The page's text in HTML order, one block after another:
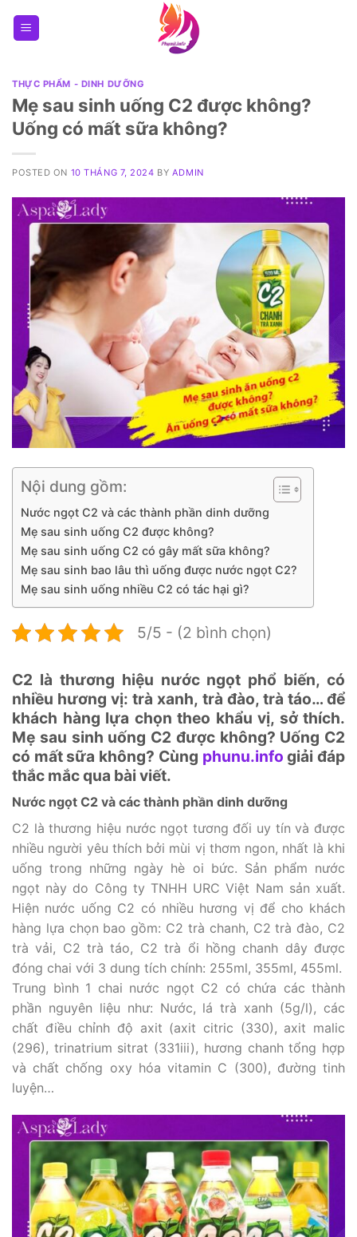
THỰC PHẨM - DINH DƯỠNG
Mẹ sau sinh uống C2 được không?
Uống có mất sữa không?
POSTED ON 10 THÁNG 7, 2024 BY ADMIN
Nội dung gồm:
Nước ngọt C2 và các thành phần dinh dưỡng
Mẹ sau sinh uống C2 được không?
Mẹ sau sinh uống C2 có gây mất sữa không?
Mẹ sau sinh bao lâu thì uống được nước ngọt C2?
Mẹ sau sinh uống nhiều C2 có tác hại gì?
5/5 - (2 bình chọn)
C2 là thương hiệu nước ngọt phổ biến, có
nhiều hương vị: trà xanh, trà đào, trà táo… để
khách hàng lựa chọn theo khẩu vị, sở thích.
Mẹ sau sinh uống C2 được không? Uống C2
có mất sữa không? Cùng phunu.info giải đáp
thắc mắc qua bài viết.
Nước ngọt C2 và các thành phần dinh dưỡng
C2 là thương hiệu nước ngọt tương đối uy tín và được
nhiều người yêu thích bởi mùi vị thơm ngon, nhất là khi
uống trong những ngày hè oi bức. Sản phẩm nước
ngọt này do Công ty TNHH URC Việt Nam sản xuất.
Hiện nước uống C2 có nhiều hương vị để cho khách
hàng lựa chọn bao gồm: C2 trà chanh, C2 trà đào, C2
trà vải, C2 trà táo, C2 trà ổi hồng chanh dây được
đóng chai với 3 dung tích chính: 255ml, 355ml, 455ml.
Trung bình 1 chai nước ngọt C2 có chứa các thành
phần nguyên liệu như: Nước, lá trà xanh (5g/l), các
chất điều chỉnh độ axit (axit citric (330), axit malic
(296), trinatrium sitrat (331iii), hương chanh tổng hợp
và chất chống oxy hóa vitamin C (300), đường tinh
luyện…